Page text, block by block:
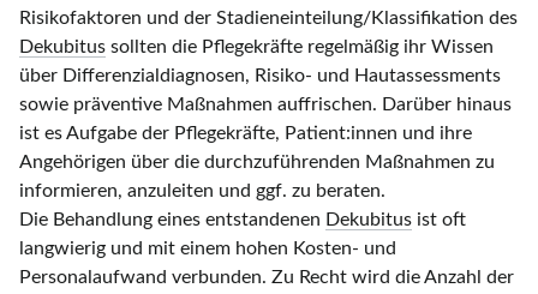
Risikofaktoren und der Stadieneinteilung/Klassifikation des
Dekubitus sollten die Pflegekräfte regelmäßig ihr Wissen
über Differenzialdiagnosen, Risiko- und Hautassessments
sowie präventive Maßnahmen auffrischen. Darüber hinaus
ist es Aufgabe der Pflegekräfte, Patient:innen und ihre
Angehörigen über die durchzuführenden Maßnahmen zu
informieren, anzuleiten und ggf. zu beraten.
Die Behandlung eines entstandenen Dekubitus ist oft
langwierig und mit einem hohen Kosten- und
Personalaufwand verbunden. Zu Recht wird die Anzahl der